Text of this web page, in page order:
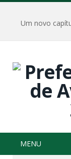
Um novo
MENU